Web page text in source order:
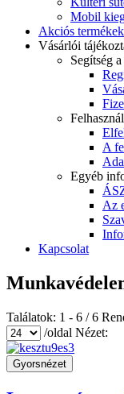
Mobil
Akciós termékek
Vásárlói
Segítség
A
Egyéb
Az
Kapcsolat
Találatok: 1 - 6 / 6
/oldal Nézet:
Gyorsnézet